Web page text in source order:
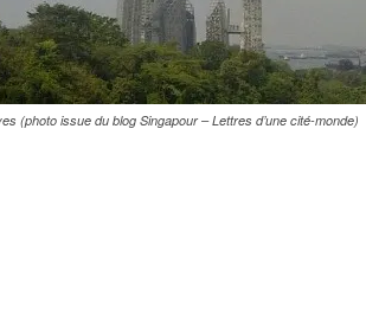
(photo issue du blog Singapour – Lettres d’une cité-monde)